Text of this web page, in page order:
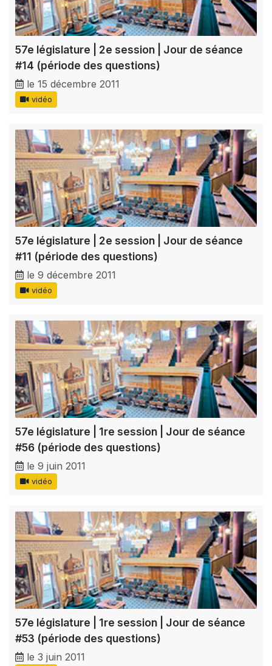
57e législature | 2e session | Jour de séance
#14 (période des questions)
le 15 décembre 2011
vidéo
57e législature | 2e session | Jour de séance
#11 (période des questions)
le 9 décembre 2011
vidéo
57e législature | 1re session | Jour de séance
#56 (période des questions)
le 9 juin 2011
vidéo
57e législature | 1re session | Jour de séance
#53 (période des questions)
le 3 juin 2011